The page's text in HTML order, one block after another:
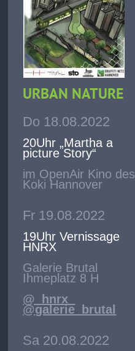
URBAN NATURE
Do 18.08.2022
20Uhr „Martha a
picture Story“
im OpenAir Kino des
Koki Hannover
Fr 19.08.2022
19Uhr Vernissage
HNRX
Galerie Brutal
Ihmeplatz 8 H
@_hnrx_
@galerie_brutal
Sa 20.08.2022